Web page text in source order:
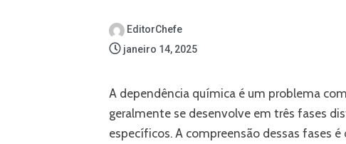
EditorChefe
janeiro 14, 2025
A dependência química é um problema
geralmente se desenvolve em três fases
específicos. A compreensão dessas fases